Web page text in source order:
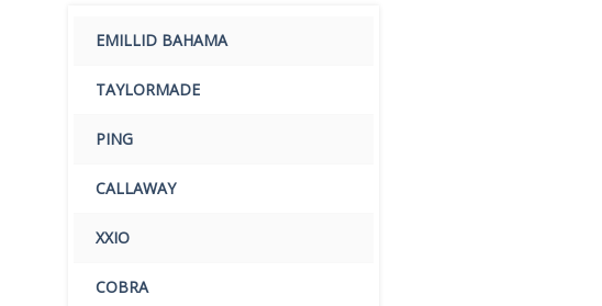
EMILLID BAHAMA
TAYLORMADE
PING
CALLAWAY
XXIO
COBRA